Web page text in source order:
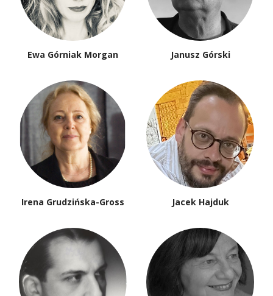
Ewa Górniak Morgan Janusz Górski
Irena Grudzińska-Gross Jacek Hajduk